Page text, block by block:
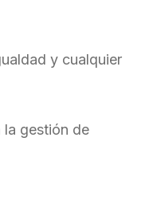
y cualquier
gestión de